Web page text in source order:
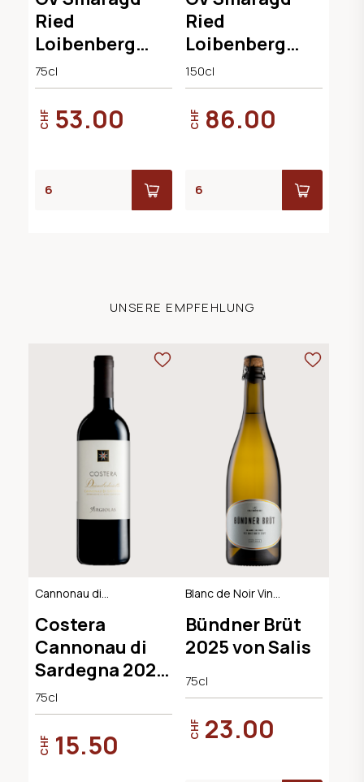
Ried
Loibenberg
2024 Knoll
75cl
CHF 53.00
Ried
Loibenberg
2022 Knoll
150cl
CHF 86.00
UNSERE EMPFEHLUNG
Cannonau di
Costera
Cannonau di
Sardegna 2022
Cantina
Argiolas
75cl
CHF 15.50
Blanc de Noir Vin
Graubünden
Bündner Brüt
2025 von Salis
75cl
CHF 23.00